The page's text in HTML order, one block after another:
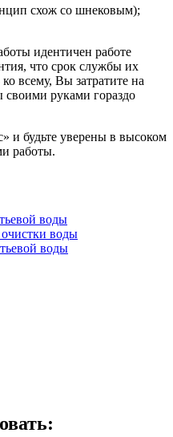
схож со шнековым);
идентичен работе
что срок службы их
всему, Вы затратите на
своими руками гораздо
и будьте уверены в высоком
работы.
воды
воды
воды